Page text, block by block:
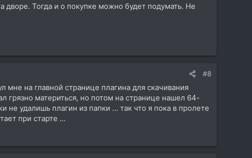
дворе. Тогда и о покупке можно будет подумать. Не
#8
мне на главной странице плагина для скачивания
грязно материться, но потом на странице нашел 64-
не удалишь плагин из папки ... так что я пока в пролете
при старте ...